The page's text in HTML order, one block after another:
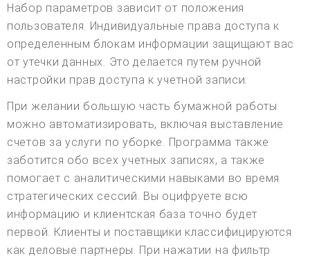
Набор параметров зависит от положения
пользователя. Индивидуальные права доступа к
определенным блокам информации защищают вас
от утечки данных. Это делается путем ручной
настройки прав доступа к учетной записи.
При желании большую часть бумажной работы
можно автоматизировать, включая выставление
счетов за услуги по уборке. Программа также
заботится обо всех учетных записях, а также
помогает с аналитическими навыками во время
стратегических сессий. Вы оцифруете всю
информацию и клиентская база точно будет
первой. Клиенты и поставщики классифицируются
как деловые партнеры. При нажатии на фильтр